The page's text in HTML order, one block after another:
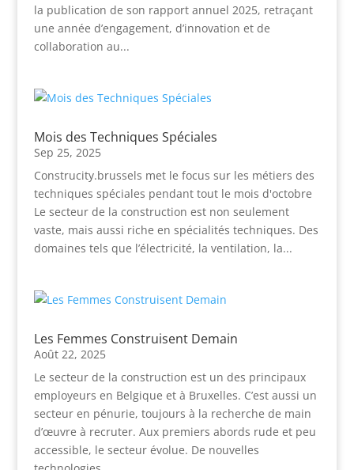
la publication de son rapport annuel 2025, retraçant
une année d’engagement, d’innovation et de
collaboration au...
Mois des Techniques Spéciales
Sep 25, 2025
Construcity.brussels met le focus sur les métiers des
techniques spéciales pendant tout le mois d'octobre
Le secteur de la construction est non seulement
vaste, mais aussi riche en spécialités techniques. Des
domaines tels que l’électricité, la ventilation, la...
Les Femmes Construisent Demain
Août 22, 2025
Le secteur de la construction est un des principaux
employeurs en Belgique et à Bruxelles. C’est aussi un
secteur en pénurie, toujours à la recherche de main
d’œuvre à recruter. Aux premiers abords rude et peu
accessible, le secteur évolue. De nouvelles